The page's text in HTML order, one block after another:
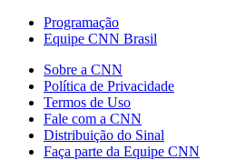
Programação
Equipe CNN Brasil
Sobre a CNN
Política de Privacidade
Termos de Uso
Fale com a CNN
Distribuição do Sinal
Faça parte da Equipe CNN